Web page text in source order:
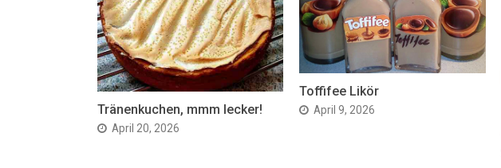
Tränenkuchen, mmm lecker!
April 20, 2026
Toffifee Likör
April 9, 2026